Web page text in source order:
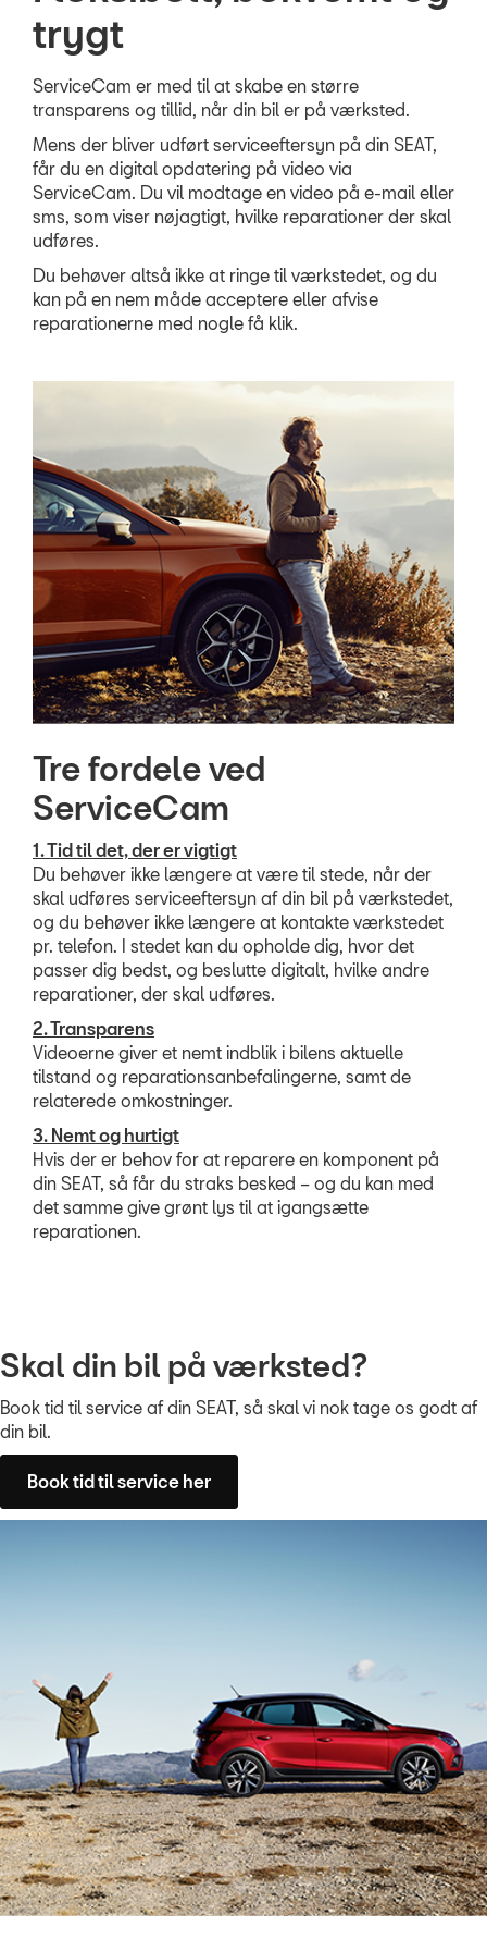
ServiceCam
Synstjek
MinSeat - Skift
TILBEHØR
OM OS
RING MIG OP
JOB OG KARRIERE
trygt
ServiceCam er med til at skabe en større
transparens og tillid, når din bil er på værksted.
Mens der bliver udført serviceeftersyn på din SEAT,
får du en digital opdatering på video via
ServiceCam. Du vil modtage en video på e-mail eller
sms, som viser nøjagtigt, hvilke reparationer der skal
udføres.
Du behøver altså ikke at ringe til værkstedet, og du
kan på en nem måde acceptere eller afvise
reparationerne med nogle få klik.
Tre fordele ved
ServiceCam
1. Tid til det, der er vigtigt
Du behøver ikke længere at være til stede, når der
skal udføres serviceeftersyn af din bil på værkstedet,
og du behøver ikke længere at kontakte værkstedet
pr. telefon. I stedet kan du opholde dig, hvor det
passer dig bedst, og beslutte digitalt, hvilke andre
reparationer, der skal udføres.
2. Transparens
Videoerne giver et nemt indblik i bilens aktuelle
tilstand og reparationsanbefalingerne, samt de
relaterede omkostninger.
3. Nemt og hurtigt
Hvis der er behov for at reparere en komponent på
din SEAT, så får du straks besked – og du kan med
det samme give grønt lys til at igangsætte
reparationen.
Skal din bil på værksted?
Book tid til service af din SEAT, så skal vi nok tage os godt af
din bil.
Book tid til service her